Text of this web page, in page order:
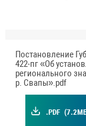
Постановление
422-пг «Об
регионального
р. Свапы».pdf
.PDF